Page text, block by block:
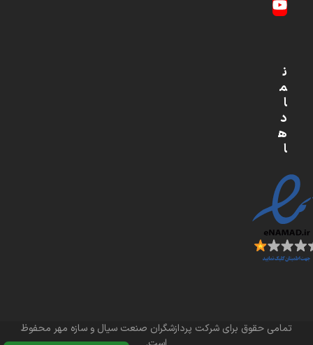
YouTube
ن
م
ا
د
ه
ا
تمامی حقوق برای شرکت پردازشگران صنعت سیال و سازه مهر محفوظ